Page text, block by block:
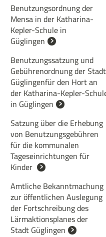
Benutzungsordnung der
Mensa in der Katharina-
Kepler-Schule in
Güglingen
Benutzungssatzung und
Gebührenordnung der Stadt
Güglingenfür den Hort an
der Katharina-Kepler-
in Güglingen
Satzung über die Erhebung
von Benutzungsgebühren
für die kommunalen
Tageseinrichtungen für
Kinder
Amtliche Bekanntmachung
zur öffentlichen Auslegung
der Fortschreibung des
Lärmaktionsplanes der
Stadt Güglingen